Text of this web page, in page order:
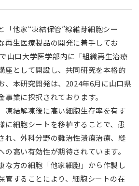
他家“凍結保管”線維芽細胞シー
再生医療製品の開発に着手してお
山口大学医学部内に「組織再生治療
座として開設し、共同研究を本格的
、本研究開発は、2024年6月に山口県
事業に採択されております。
凍結解凍後に高い細胞生存率を有す
に細胞シートを移植することで、患
れ、外科分野の難治性潰瘍治療、縫
高い有効性が期待されています。
な方の細胞「他家細胞」から作製し
管することにより、細胞シートの在